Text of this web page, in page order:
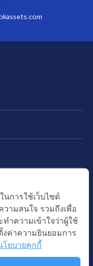
นการใช้เว็บไซต์
ามสนใจ รวมถึงเพื่อ
ทำความเข้าใจว่าผู้ใช้
งค่าความยินยอมการ
โยบายคุกกี้